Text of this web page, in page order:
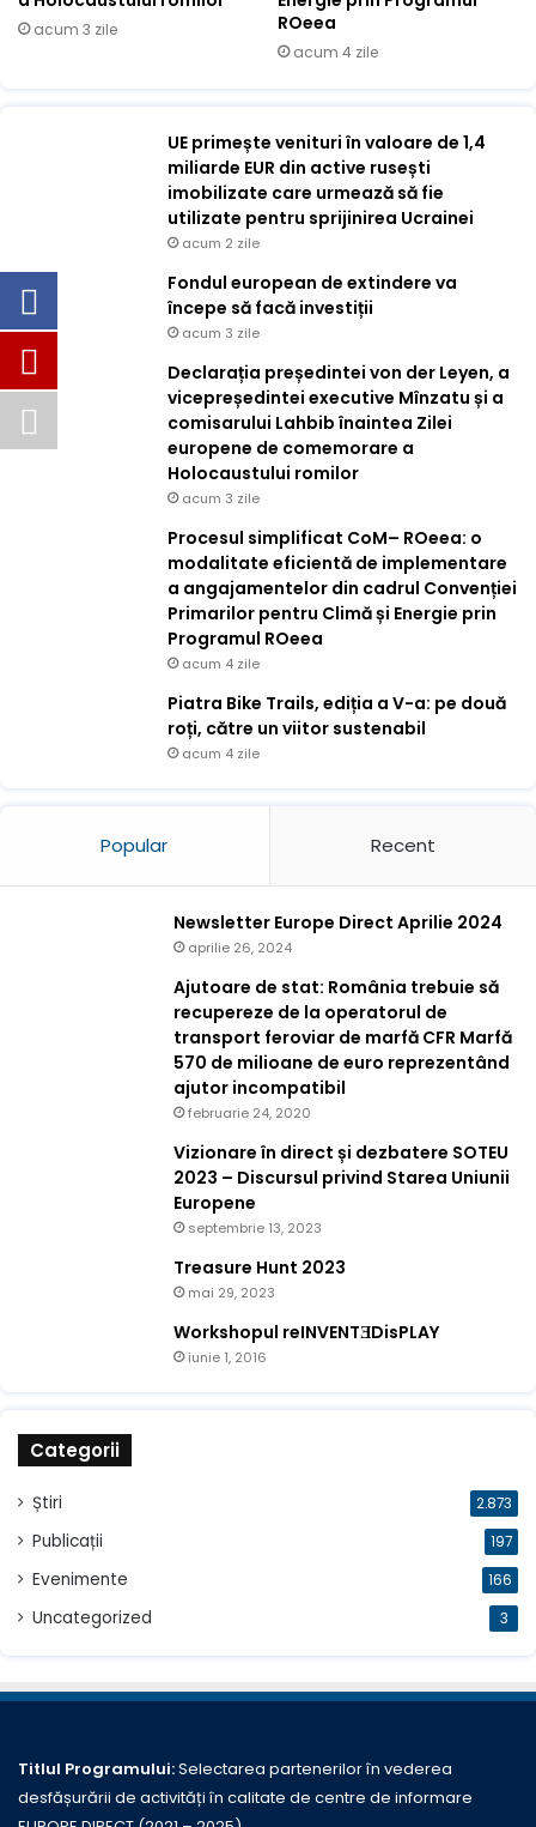
acum 3 zile
ROeea
acum 4 zile
UE primește venituri în valoare de 1,4
miliarde EUR din active rusești
imobilizate care urmează să fie
utilizate pentru sprijinirea Ucrainei
acum 2 zile
Fondul european de extindere va
începe să facă investiții
acum 3 zile
Declarația președintei von der Leyen, a
vicepreședintei executive Mînzatu și a
comisarului Lahbib înaintea Zilei
europene de comemorare a
Holocaustului romilor
acum 3 zile
Procesul simplificat CoM– ROeea: o
modalitate eficientă de implementare
a angajamentelor din cadrul Convenției
Primarilor pentru Climă și Energie prin
Programul ROeea
acum 4 zile
Piatra Bike Trails, ediția a V-a: pe două
roți, către un viitor sustenabil
acum 4 zile
Popular Recent
Newsletter Europe Direct Aprilie 2024
aprilie 26, 2024
Ajutoare de stat: România trebuie să
recupereze de la operatorul de
transport feroviar de marfă CFR Marfă
570 de milioane de euro reprezentând
ajutor incompatibil
februarie 24, 2020
Vizionare în direct și dezbatere SOTEU
2023 – Discursul privind Starea Uniunii
Europene
septembrie 13, 2023
Treasure Hunt 2023
mai 29, 2023
Workshopul reINVENTƎDisPLAY
iunie 1, 2016
Categorii
Știri 2.873
Publicații 197
Evenimente 166
Uncategorized 3
Titlul Programului:Selectarea partenerilor în vederea
desfășurării de activități în calitate de centre de informare